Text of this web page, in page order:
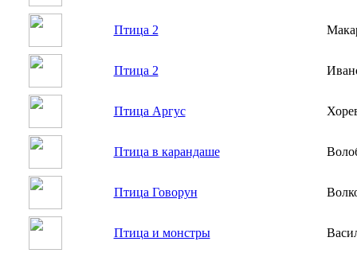
Птица 2
Птица 2
Птица Аргус
Птица в карандаше
Птица Говорун
Птица и монстры